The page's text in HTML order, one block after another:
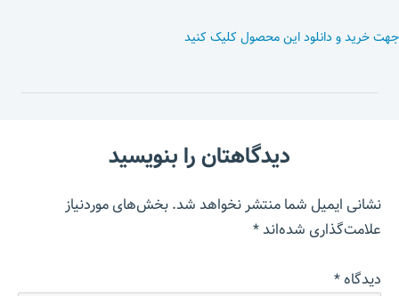
جهت خرید و دانلود این محصول کلیک کنید
دیدگاهتان را بنویسید
نشانی ایمیل شما منتشر نخواهد شد.بخش‌های موردنیاز
علامت‌گذاری شده‌اند*
دیدگاه*